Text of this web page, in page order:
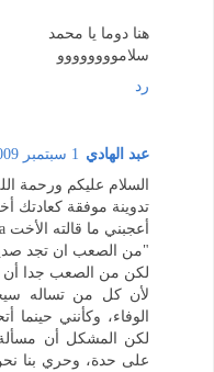
هنا دوما يا محمد
سلاموووووووو
رد
عبد الهادي 1 سبتمبر 2009 في 11:06 ص
السلام عليكم ورحمة
تدوينة موفقة كعادتك
أعجبني ما قالته الأخت marrokia فهو ما جال في خاطري أيضا:
"من الصعب ان تجد
لكن من الصعب جدا أن
لأن كل من تساله
الوفاء، وكأنني
لكن المشكل أن مسألة
على حدة، وحري بنا